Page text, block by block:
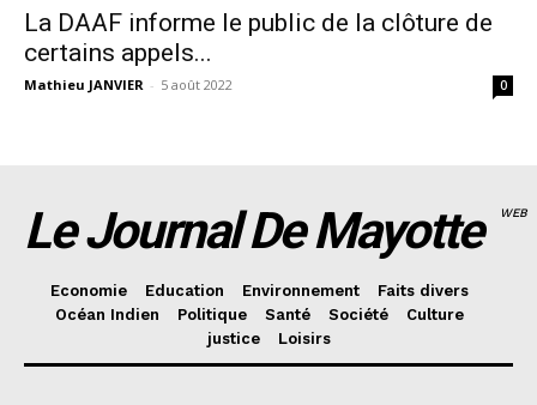
La DAAF informe le public de la clôture de
certains appels...
Mathieu JANVIER - 5 août 2022 0
Le Journal De Mayotte WEB
Economie Education Environnement
Faits divers
Océan Indien
Politique Santé Société
Culture
justice
Loisirs